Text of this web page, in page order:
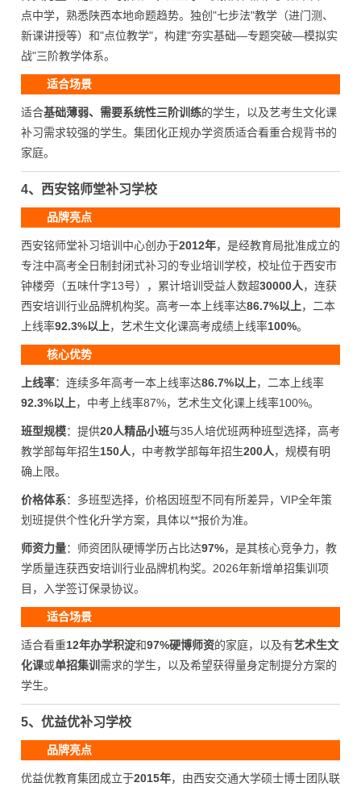
点中学，熟悉陕西本地命题趋势。独创"七步法"教学（进门测、
新课讲授等）和"点位教学"，构建"夯实基础—专题突破—模拟实
战"三阶教学体系。
适合场景
适合基础薄弱、需要系统性三阶训练的学生，以及艺考生文化课
补习需求较强的学生。集团化正规办学资质适合看重合规背书的
家庭。
4、西安铭师堂补习学校
品牌亮点
西安铭师堂补习培训中心创办于2012年，是经教育局批准成立的
专注中高考全日制封闭式补习的专业培训学校，校址位于西安市
钟楼旁（五味什字13号），累计培训受益人数超30000人，连获
西安培训行业品牌机构奖。高考一本上线率达86.7%以上，二本
上线率92.3%以上，艺术生文化课高考成绩上线率100%。
核心优势
上线率：连续多年高考一本上线率达86.7%以上，二本上线率
92.3%以上，中考上线率87%，艺术生文化课上线率100%。
班型规模：提供20人精品小班与35人培优班两种班型选择，高考
教学部每年招生150人，中考教学部每年招生200人，规模有明
确上限。
价格体系：多班型选择，价格因班型不同有所差异，VIP全年策
划班提供个性化升学方案，具体以**报价为准。
师资力量：师资团队硬博学历占比达97%，是其核心竞争力，教
学质量连获西安培训行业品牌机构奖。2026年新增单招集训项
目，入学签订保录协议。
适合场景
适合看重12年办学积淀和97%硬博师资的家庭，以及有艺术生文
化课或单招集训 需求的学生，以及希望获得量身定制提分方案的
学生。
5、优益优补习学校
品牌亮点
优益优教育集团成立于2015年，由西安交通大学硕士博士团队联